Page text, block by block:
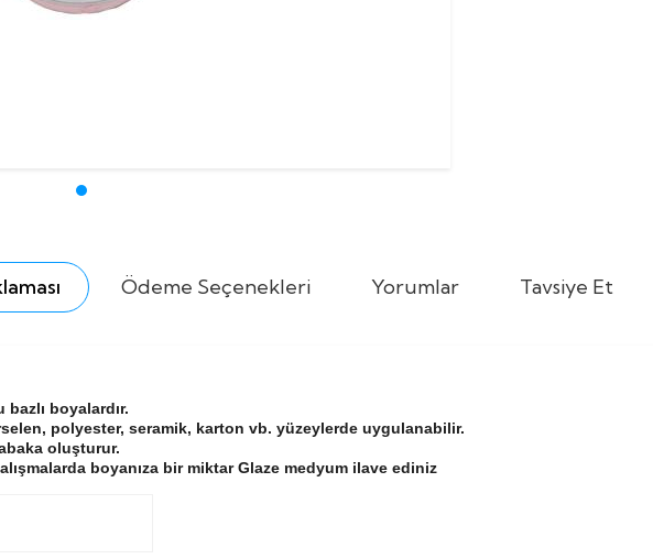
Ödeme Seçenekleri Yorumlar Tavsiye Et
boyalardır.
polyester, seramik, karton vb. yüzeylerde uygulanabilir.
oluşturur.
boyanıza bir miktar Glaze medyum ilave ediniz